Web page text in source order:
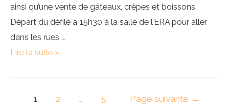
ainsi qu’une vente de gâteaux, crêpes et boissons.
Départ du défilé à 15h30 à la salle de l’ERA pour aller
dans les rues …
Carnaval
Lire la suite »
Navigation
1 2 … 5 Page suivante →